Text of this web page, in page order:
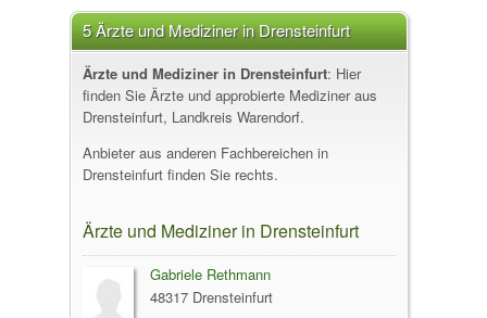
5 Ärzte und Mediziner in Drensteinfurt
Ärzte und Mediziner in Drensteinfurt: Hier
finden Sie Ärzte und approbierte Mediziner aus
Drensteinfurt, Landkreis Warendorf.
Anbieter aus anderen Fachbereichen in
Drensteinfurt finden Sie rechts.
Ärzte und Mediziner in Drensteinfurt
Gabriele Rethmann
48317 Drensteinfurt